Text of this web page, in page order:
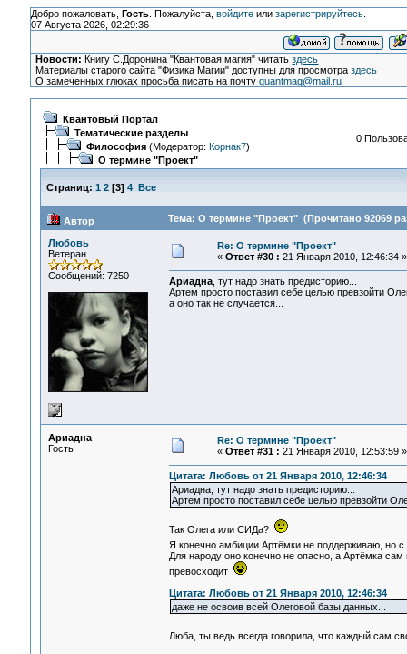
Добро пожаловать, Гость. Пожалуйста, войдитеили зарегистрируйтесь.
07 Августа 2026, 02:29:36
Новости: Книгу С.Доронина "Квантовая магия" читатьздесь
Материалы старого сайта "Физика Магии" доступны для просмотраздесь
О замеченных глюках просьба писать на почтуquantmag@mail.ru
Квантовый Портал
Тематические разделы
Философия(Модератор: Корнак7)
О термине "Проект"
0
Страниц: 1 2[3] 4 Все
Автор Тема: О термине "Проект" (Прочитано 92069
Любовь
Ветеран
Сообщений: 7250
Re: О термине "Проект"
« Ответ #30 : 21 Января 2010, 12:46:34 »
Ариадна, тут надо знать предисторию...
Артем просто поставил себе целью превзойти
а оно так не случается...
Ариадна
Гость
Re: О термине "Проект"
« Ответ #31 : 21 Января 2010, 12:53:59 »
Цитата: Любовь от 21 Января 2010, 12:46:34
Ариадна, тут надо знать предисторию...
Артем просто поставил себе целью превзойти
Так Олега или СИДа?
Я конечно амбиции Артёмки не поддерживаю, но
Для народу оно конечно не опасно, а Артёмка
превосходит
Цитата: Любовь от 21 Января 2010, 12:46:34
даже не освоив всей Олеговой базы данных...
Люба, ты ведь всегда говорила, что каждый сам